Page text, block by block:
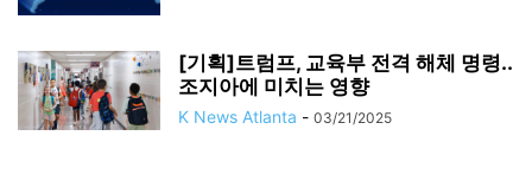
[기획]트럼프, 교육부 전격 해체 명령..
조지아에 미치는 영향
K News Atlanta - 03/21/2025